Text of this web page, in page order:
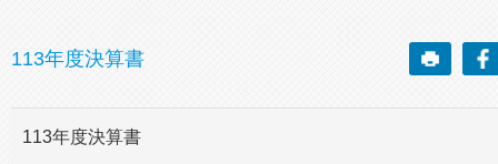
113年度決算書
113年度決算書